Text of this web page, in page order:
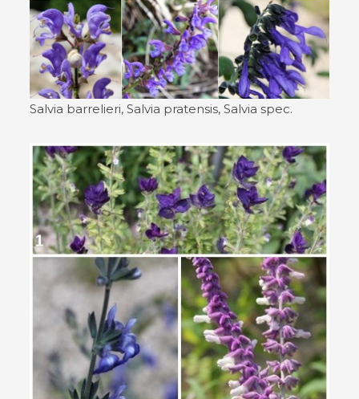
Salvia barrelieri, Salvia pratensis, Salvia spec.